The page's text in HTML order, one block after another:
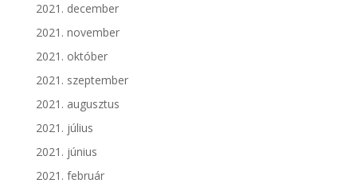
2021. december
2021. november
2021. október
2021. szeptember
2021. augusztus
2021. július
2021. június
2021. február